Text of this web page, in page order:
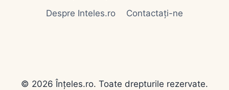
Despre Inteles.ro
Contactați-ne
© 2026 Înțeles.ro. Toate drepturile rezervate.